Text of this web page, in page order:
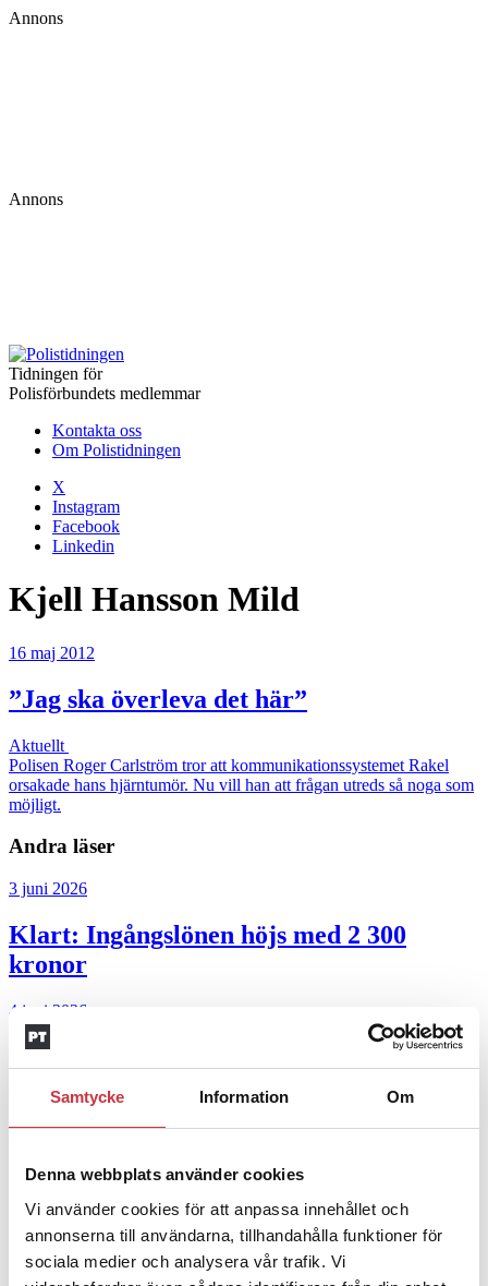
Samtycke Information Om
Denna webbplats använder cookies
Vi använder cookies för att anpassa innehållet och
annonserna till användarna, tillhandahålla funktioner för
sociala medier och analysera vår trafik. Vi
Annons
Annons
Tidningen för
Polisförbundets medlemmar
Kontakta oss
Om Polistidningen
X
Instagram
Facebook
Linkedin
Kjell Hansson Mild
16 maj 2012
”Jag ska överleva det här”
Aktuellt
Polisen Roger Carlström tror att kommunikationssystemet Rakel
orsakade hans hjärntumör. Nu vill han att frågan utreds så noga som
möjligt.
Andra läser
3 juni 2026
Klart: Ingångslönen höjs med 2 300
kronor
4 juni 2026
Insändare:
polisaspiranter underkänns på
godtyckliga grunder
Jens Mårtensson:Snart 20 år i tjänst – nu
ska han lära sig grunderna